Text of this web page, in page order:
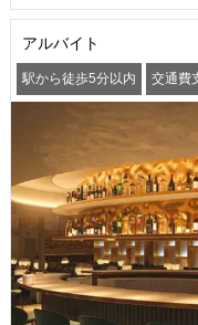
アルバイト
駅から徒歩5分以内 交通費